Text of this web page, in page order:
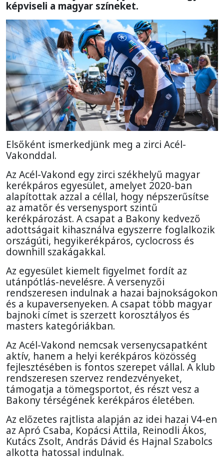
képviseli a magyar színeket.
Elsőként ismerkedjünk meg a zirci Acél-
Vakonddal.
Az Acél-Vakond egy zirci székhelyű magyar
kerékpáros egyesület, amelyet 2020-ban
alapítottak azzal a céllal, hogy népszerűsítse
az amatőr és versenysport szintű
kerékpározást. A csapat a Bakony kedvező
adottságait kihasználva egyszerre foglalkozik
országúti, hegyikerékpáros, cyclocross és
downhill szakágakkal.
Az egyesület kiemelt figyelmet fordít az
utánpótlás-nevelésre. A versenyzői
rendszeresen indulnak a hazai bajnokságokon
és a kupaversenyeken. A csapat több magyar
bajnoki címet is szerzett korosztályos és
masters kategóriákban.
Az Acél-Vakond nemcsak versenycsapatként
aktív, hanem a helyi kerékpáros közösség
fejlesztésében is fontos szerepet vállal. A klub
rendszeresen szervez rendezvényeket,
támogatja a tömegsportot, és részt vesz a
Bakony térségének kerékpáros életében.
Az előzetes rajtlista alapján az idei hazai V4-en
az Apró Csaba, Kopácsi Attila, Reinodli Ákos,
Kutács Zsolt, András Dávid és Hajnal Szabolcs
alkotta hatossal indulnak.